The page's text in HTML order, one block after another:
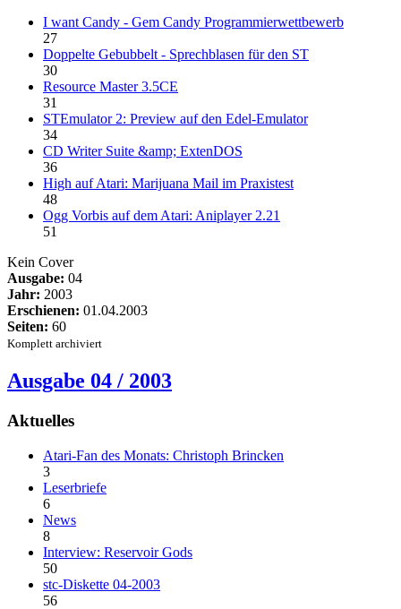
I want Candy - Gem Candy Programmierwettbewerb
27
Doppelte Gebubbelt - Sprechblasen für den ST
30
Resource Master 3.5CE
31
STEmulator 2: Preview auf den Edel-Emulator
34
CD Writer Suite &amp; ExtenDOS
36
High auf Atari: Marijuana Mail im Praxistest
48
Ogg Vorbis auf dem Atari: Aniplayer 2.21
51
Kein Cover
Ausgabe: 04
Jahr: 2003
Erschienen: 01.04.2003
Seiten: 60
Komplett archiviert
Ausgabe 04 / 2003
Aktuelles
Atari-Fan des Monats: Christoph Brincken
3
Leserbriefe
6
News
8
Interview: Reservoir Gods
50
stc-Diskette 04-2003
56